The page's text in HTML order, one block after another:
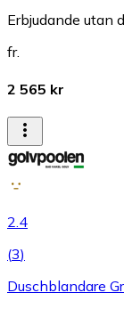
Erbjudande utan
fr.
2 565 kr
2.4
(3)
Duschblandare